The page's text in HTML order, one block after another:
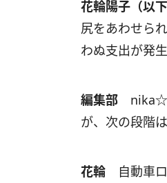
花輪陽子（以下
尻をあわせら
わぬ支出が発
編集部 nika☆
が、次の段階
花輪 自動車